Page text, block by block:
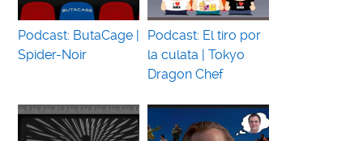
Podcast: ButaCage |
Spider-Noir
Podcast: El tiro por
la culata | Tokyo
Dragon Chef